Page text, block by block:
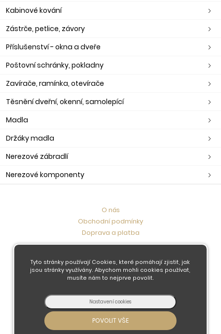
Kabinové kování
Zástrče, petlice, závory
Příslušenství - okna a dveře
Poštovní schránky, pokladny
Zavírače, ramínka, otevírače
Těsnění dveřní, okenní, samolepící
Madla
Držáky madla
Nerezové zábradlí
Nerezové komponenty
O nás
Obchodní podmínky
Doprava a platba
Kontaktujte nás
© 2026 - Developed by Insions.r.o. & Liberec
Tyto stránky používají Cookies, které pomáhají zjistit, jak
jsou stránky využívány. Abychom mohli cookies používat,
musíte nám to nejprve povolit.